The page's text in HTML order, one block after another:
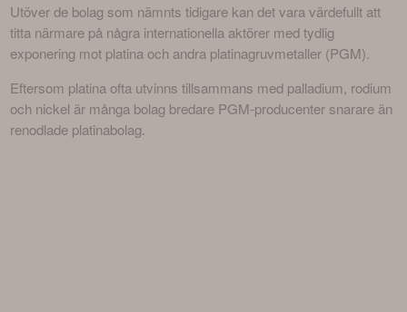
Utöver de bolag som nämnts tidigare kan det vara värdefullt att
titta närmare på några internationella aktörer med tydlig
exponering mot platina och andra platinagruvmetaller (PGM).
Eftersom platina ofta utvinns tillsammans med palladium, rodium
och nickel är många bolag bredare PGM-producenter snarare än
renodlade platinabolag.